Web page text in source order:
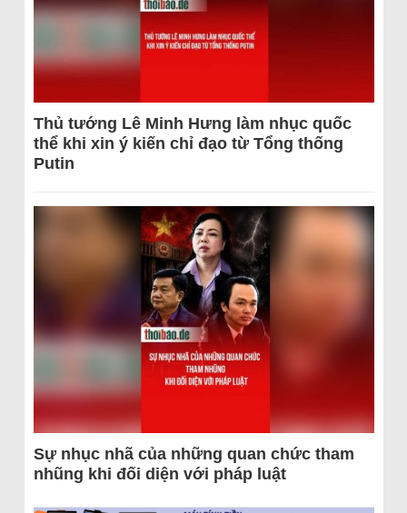
Thủ tướng Lê Minh Hưng làm nhục quốc
thể khi xin ý kiến chỉ đạo từ Tổng thống
Putin
Sự nhục nhã của những quan chức tham
nhũng khi đối diện với pháp luật